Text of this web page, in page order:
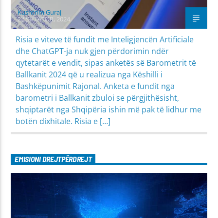
Kushtrim Guraj
22 SHTATOR, 2024
Risia e viteve të fundit me Inteligjencën Artificiale
dhe ChatGPT-ja nuk gjen përdorimin ndër
qytetarët e vendit, sipas anketës së Barometrit të
Ballkanit 2024 që u realizua nga Këshilli i
Bashkëpunimit Rajonal. Anketa e fundit nga
barometri i Ballkanit zbuloi se përgjithësisht,
shqiptarët nga Shqipëria ishin më pak të lidhur me
botën dixhitale. Risia e […]
EMISIONI DREJTPËRDREJT